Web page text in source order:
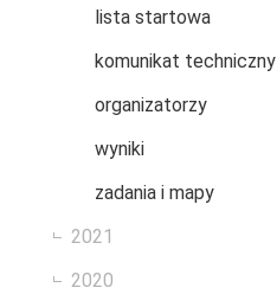
lista startowa
komunikat techniczny
organizatorzy
wyniki
zadania i mapy
2021
2020